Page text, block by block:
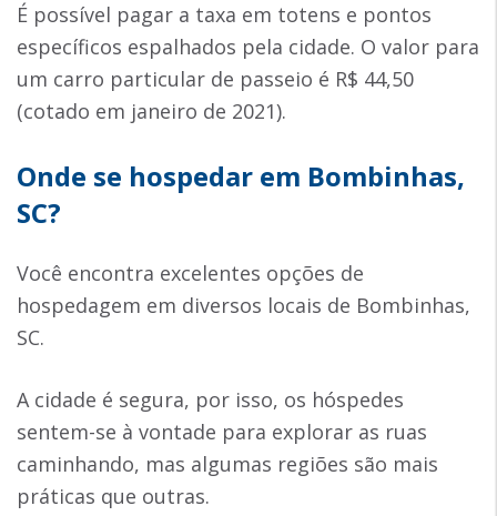
É possível pagar a taxa em totens e pontos
específicos espalhados pela cidade. O valor para
um carro particular de passeio é R$ 44,50
(cotado em janeiro de 2021).
Onde se hospedar em Bombinhas,
SC?
Você encontra excelentes opções de
hospedagem em diversos locais de Bombinhas,
SC.
A cidade é segura, por isso, os hóspedes
sentem-se à vontade para explorar as ruas
caminhando, mas algumas regiões são mais
práticas que outras.